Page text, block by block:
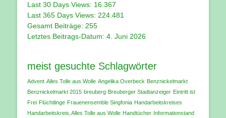
Last 30 Days Views: 16.367
Last 365 Days Views: 224.481
Gesamt Beiträge: 255
Letztes Beitrags-Datum: 4. Juni 2026
meist gesuchte Schlagwörter
Advent Alles Tolle aus Wolle Angelika Overbeck Benznickelmarkt
Benznickelmarkt 2015 breuberg Breuberger Stadtanzeiger Eintritt ist
Frei Flüchtlinge Frauenensemble Singfonia Handarbeitskreises
Handarbeitskreis‚ Alles Tolle aus Wolle Handtücher Informationstand